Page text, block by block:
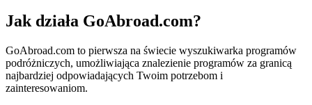
Jak działa GoAbroad.com?
GoAbroad.com to pierwsza na świecie wyszukiwarka programów
podróżniczych, umożliwiająca znalezienie programów za granicą
najbardziej odpowiadających Twoim potrzebom i
zainteresowaniom.